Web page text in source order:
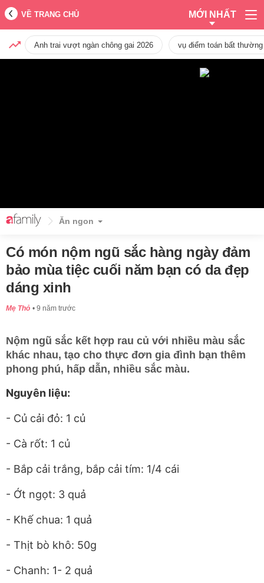
VỀ TRANG CHỦ MỚI NHẤT
Anh trai vượt ngàn chông gai 2026 vụ điểm toán bất
Ăn ngon
Có món nộm ngũ sắc hàng ngày đảm
bảo mùa tiệc cuối năm bạn có da đẹp
dáng xinh
Mẹ Thỏ 9 năm trước
Nộm ngũ sắc kết hợp rau củ với nhiều màu sắc
khác nhau, tạo cho thực đơn gia đình bạn thêm
phong phú, hấp dẫn, nhiều sắc màu.
Nguyên liệu:
- Củ cải đỏ: 1 củ
- Cà rốt: 1 củ
- Bắp cải trắng, bắp cải tím: 1/4 cái
- Ớt ngọt: 3 quả
- Khế chua: 1 quả
- Thịt bò khô: 50g
- Chanh: 1- 2 quả